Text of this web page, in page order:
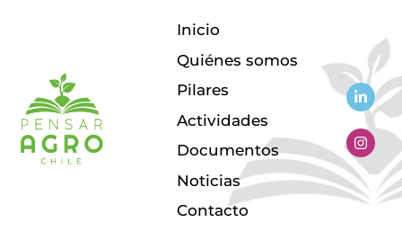
Inicio
Quiénes somos
Pilares
Actividades
Documentos
Noticias
Contacto
institutopensar_admins